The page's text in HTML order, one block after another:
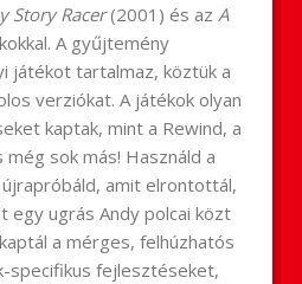
Story Racer(2001) és azA
A gyűjtemény
játékot tartalmaz, köztük a
verziókat. A játékok olyan
kaptak, mint a Rewind, a
még sok más! Használd a
amit elrontottál,
egy ugrás Andy polcai közt
a mérges, felhúzhatós
specifikus fejlesztéseket,